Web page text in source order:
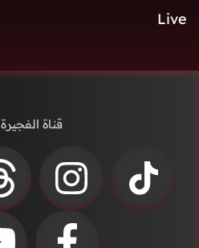
Live
قناة الفجيرة